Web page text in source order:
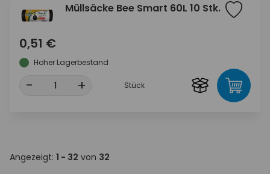
Müllsäcke Bee Smart 60L 10 Stk.
0,51 €
Hoher Lagerbestand
- + Stück
Angezeigt: 1 - 32 von 32